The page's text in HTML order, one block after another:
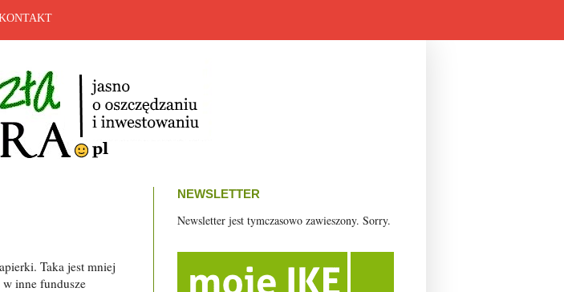
Taka jest mniej
inne fundusze
NEWSLETTER
Newsletter jest tymczasowo zawieszony. Sorry.